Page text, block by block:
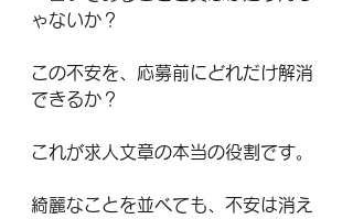
ゃないか？
この不安を、応募前にどれだけ解消
できるか？
これが求人文章の本当の役割です。
綺麗なことを並べても、不安は消え